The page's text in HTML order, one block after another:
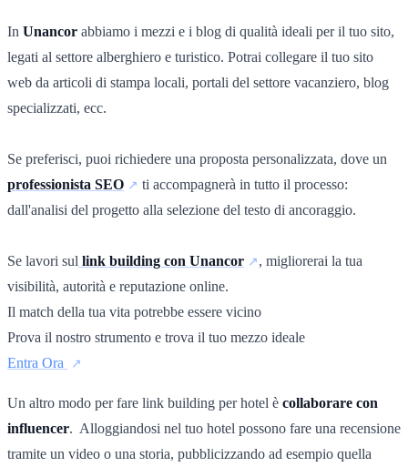
In Unancor abbiamo i mezzi e i blog di qualità ideali per il tuo sito,
legati al settore alberghiero e turistico. Potrai collegare il tuo sito
web da articoli di stampa locali, portali del settore vacanziero, blog
specializzati, ecc.
Se preferisci, puoi richiedere una proposta personalizzata, dove un
professionista SEO
ti accompagnerà in tutto il processo:
dall'analisi del progetto alla selezione del testo di ancoraggio.
Se lavori sul link building con Unancor
, migliorerai la tua
visibilità, autorità e reputazione online.
Il match della tua vita potrebbe essere vicino
Prova il nostro strumento e trova il tuo mezzo ideale
Entra Ora
Un altro modo per fare link building per hotel è collaborare con
influencer. Alloggiandosi nel tuo hotel possono fare una recensione
tramite un video o una storia, pubblicizzando ad esempio quella